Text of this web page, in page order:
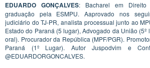
EDUARDO GONÇALVES: Bacharel em
graduação pela ESMPU. Aaprovado nos
judiciário do TJ-PR, analista processual junto ao
Estado do Paraná (5 lugar), Advogado da União (5º
oral). Procurador da República (MPF/PGR).
Paraná (1º Lugar). Autor Juspodvim e
@EDUARDORGONCALVES.